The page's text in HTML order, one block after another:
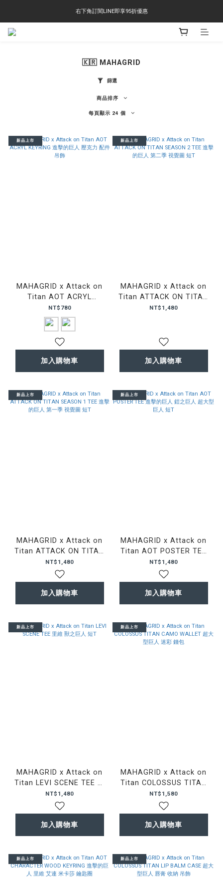
右下角訂閱LINE即享95折優惠
右下角訂閱LINE即享95折優惠
TS-2618 涼感短T 多版型選擇,涼感優惠 單件390 兩件750 三件1000 十件3000
🇰🇷 MAHAGRID
篩選
商品排序
每頁顯示 24 個
新品上市
MAHAGRID x Attack on
Titan AOT ACRYL
KEYRING 進擊的巨人 壓克
力 配件 吊飾
NT$780
加入購物車
新品上市
MAHAGRID x Attack on
Titan ATTACK ON TITAN
SEASON 2 TEE 進擊的巨人
NT$1,480
加入購物車
新品上市
MAHAGRID x Attack on
Titan ATTACK ON TITAN
SEASON 1 TEE 進擊的巨人
第一季 視覺圖 短T
NT$1,480
加入購物車
新品上市
MAHAGRID x Attack on
Titan AOT POSTER TEE
進擊的巨人 鎧之巨人 超大型
巨人 短T
NT$1,480
加入購物車
新品上市
MAHAGRID x Attack on
Titan LEVI SCENE TEE 里
維 獸之巨人 短T
NT$1,480
加入購物車
新品上市
MAHAGRID x Attack on
Titan COLOSSUS TITAN
CAMO WALLET 超大型巨人
迷彩 錢包
NT$1,580
加入購物車
新品上市 新品上市